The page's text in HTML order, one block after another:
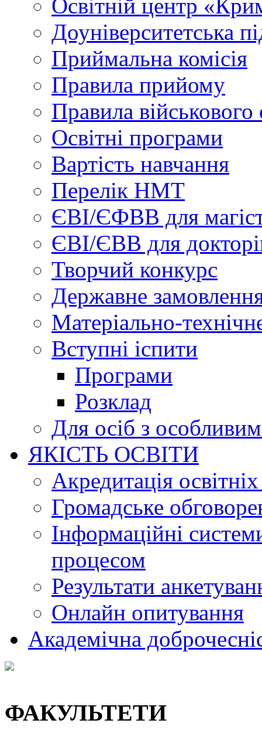
Освітній центр
Доуніверситетська
Приймальна комісія
Правила прийому
Правила військового
Освітні програми
Вартість навчання
Перелік НМТ
ЄВІ/ЄФВВ для
ЄВІ/ЄВВ для
Творчий конкурс
Державне
Матеріально-
Вступні іспити
Програми
Розклад
Для осіб з
ЯКІСТЬ ОСВІТИ
Акредитація
Громадське
Інформаційні
процесом
Результати
Онлайн опитування
Академічна
ФАКУЛЬТЕТИ